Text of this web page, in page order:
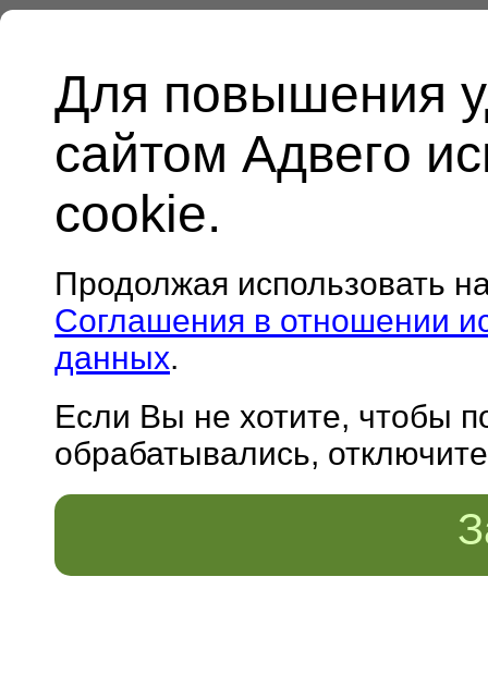
Для повышения
сайтом Адвего
cookie.
Продолжая использовать
Соглашения в отношении
данных.
Если Вы не хотите, чтобы
обрабатывались,